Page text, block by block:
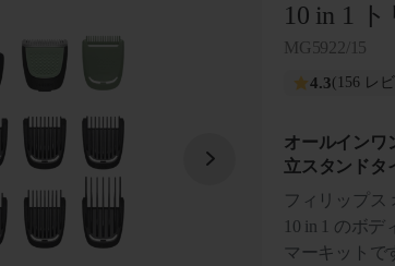
10 in 1
MG5922/15
4.3(156 レ
オールインワ
立スタンドタ
フィリップス
10 in 1 のボ
マーキット